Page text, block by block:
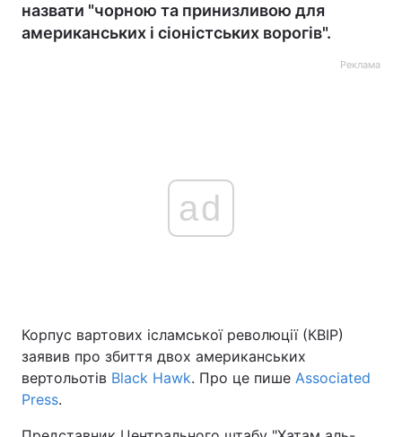
назвати "чорною та принизливою для
американських і сіоністських ворогів".
Реклама
ad
Корпус вартових ісламської революції (КВІР)
заявив про збиття двох американських
вертольотів Black Hawk. Про це пише Associated
Press.